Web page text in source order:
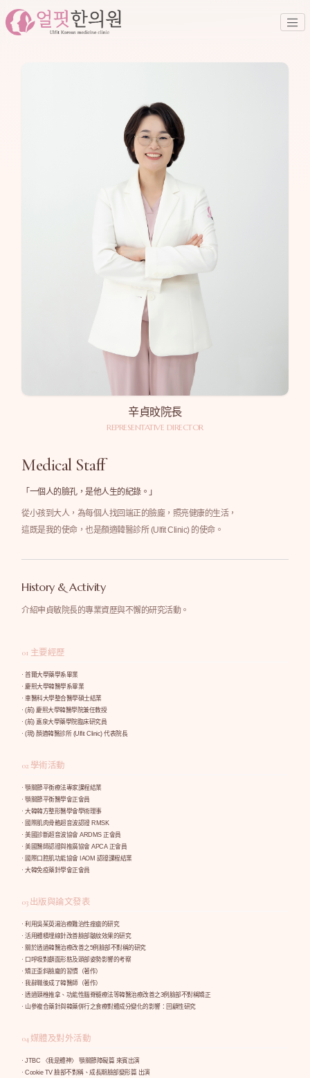
辛貞旼院長
REPRESENTATIVE DIRECTOR
Medical Staff
「一個人的臉孔，是他人生的紀錄。」
從小孩到大人，為每個人找回端正的臉龐，照亮健康的生活，
這既是我的使命，也是顏適韓醫診所 (Ulfit Clinic) 的使命。
History & Activity
介紹申貞敏院長的專業資歷與不懈的研究活動。
01 主要經歷
· 首爾大學藥學系畢業
· 慶熙大學韓醫學系畢業
· 車醫科大學整合醫學碩士結業
· (前) 慶熙大學韓醫學院兼任教授
· (前) 嘉泉大學藥學院臨床研究員
· (現) 顏適韓醫診所 (Ulfit Clinic) 代表院長
02 學術活動
· 顎關節平衡療法專家課程結業
· 顎關節平衡醫學會正會員
· 大韓韓方整形醫學會學術理事
· 國際肌肉骨骼超音波認證 RMSK
· 美國診斷超音波協會 ARDMS 正會員
· 美國醫師認證與推廣協會 APCA 正會員
· 國際口腔肌功能協會 IAOM 認證課程結業
· 大韓免疫藥針學會正會員
03 出版與論文發表
· 利用吳茱萸湯治療難治性痤瘡的研究
· 活用體積埋線針改善臉部皺紋效果的研究
· 關於透過韓醫治療改善之5例臉部不對稱的研究
· 口呼吸對顱面形態及頭部姿勢影響的考察
· 矯正歪斜臉龐的習慣（著作）
· 我辭職後成了韓醫師（著作）
· 透過頸椎推拿、功能性腦脊髓療法等韓醫治療改善之3例臉部不對稱矯正
· 山參複合藥針與韓藥併行之食療對體成分變化的影響：回顧性研究
04 媒體及對外活動
· JTBC 〈我是體神〉 顎關節障礙篇 來賓出演
· Cookie TV 臉部不對稱、成長期臉部變形篇 出演